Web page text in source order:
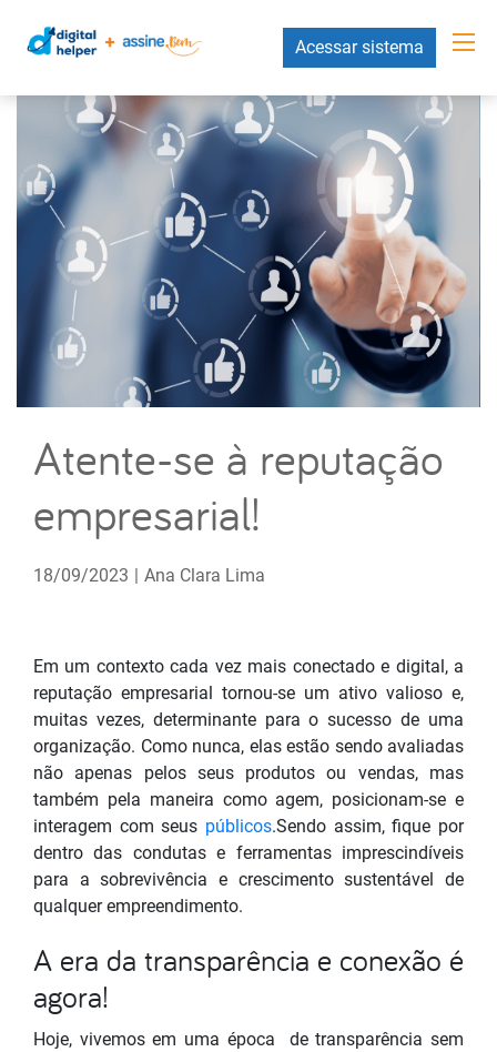
Acessar sistema
Atente-se à reputação
empresarial!
18/09/2023 | Ana Clara Lima
Em um contexto cada vez mais conectado e digital, a
reputação empresarial tornou-se um ativo valioso e,
muitas vezes, determinante para o sucesso de uma
organização. Como nunca, elas estão sendo avaliadas
não apenas pelos seus produtos ou vendas, mas
também pela maneira como agem, posicionam-se e
interagem com seus públicos.Sendo assim, fique por
dentro das condutas e ferramentas imprescindíveis
para a sobrevivência e crescimento sustentável de
qualquer empreendimento.
A era da transparência e conexão é
agora!
Hoje, vivemos em uma época de transparência sem